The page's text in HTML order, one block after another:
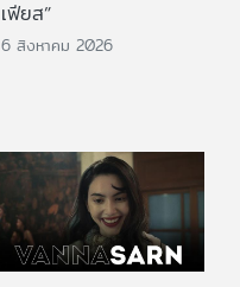
เฟียส”
6 สิงหาคม 2026